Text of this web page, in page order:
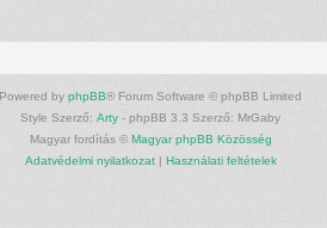
Powered by phpBB® Forum Software © phpBB Limited
Style Szerző: Arty - phpBB 3.3 Szerző: MrGaby
Magyar fordítás © Magyar phpBB Közösség
Adatvédelmi nyilatkozat| Használati feltételek